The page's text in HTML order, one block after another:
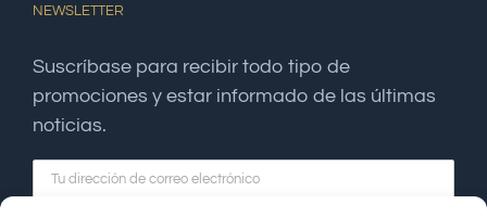
NEWSLETTER
Suscríbase para recibir todo tipo de
promociones y estar informado de las últimas
noticias.